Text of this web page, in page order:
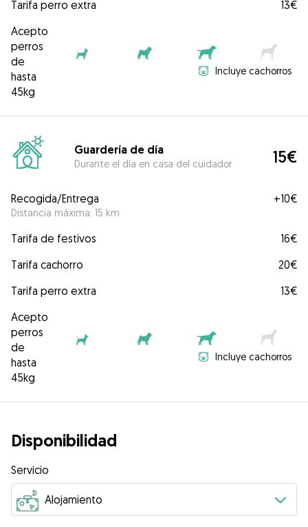
Tarifa perro extra
13€
Acepto
perros
de
hasta
45kg
Incluye cachorros
Guardería de día
Durante el día en casa del cuidador 15€
Recogida/Entrega
Distancia máxima: 15 km
+10€
Tarifa de festivos
16€
Tarifa cachorro
20€
Tarifa perro extra
13€
Acepto
perros
de
hasta
45kg
Incluye cachorros
Disponibilidad
Servicio